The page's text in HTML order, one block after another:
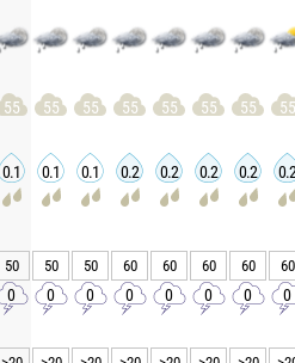
55 55 55 55 55 55 55 55
0.1 0.1 0.1 0.2 0.2 0.2 0.2
50 50 50 60 60 60 60 60
0 0 0 0 0 0 0 0